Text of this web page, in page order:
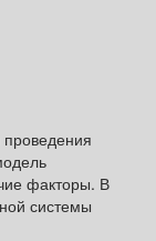
проведения
факторы. В
системы